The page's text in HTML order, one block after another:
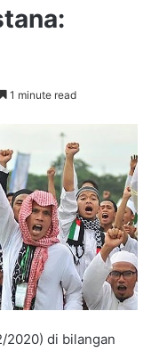
1 minute read
2020) di bilangan